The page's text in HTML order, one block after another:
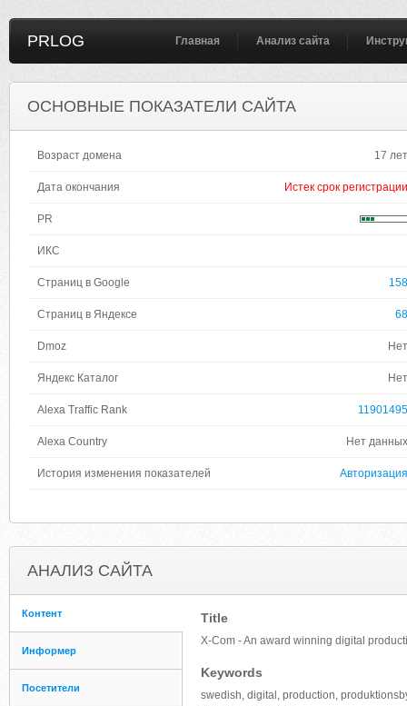
PRLOG Главная Анализ сайта
ОСНОВНЫЕ ПОКАЗАТЕЛИ САЙТА
Возраст домена 17 лет
Дата окончания Истек срок регистрации
PR
ИКС
Страниц в Google 158
Страниц в Яндексе 68
Dmoz Нет
Яндекс Каталог Нет
Alexa Traffic Rank 11901495
Alexa Country Нет данных
История изменения показателей Авторизация
АНАЛИЗ САЙТА
Контент
Информер
Посетители
Title
X-Com - An award winning digital
Keywords
swedish, digital, production,